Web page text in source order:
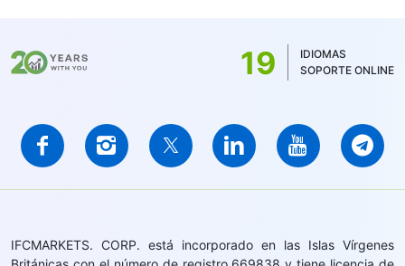
19
IDIOMAS
SOPORTE ONLINE
IFCMARKETS. CORP. está incorporado en las Islas Vírgenes